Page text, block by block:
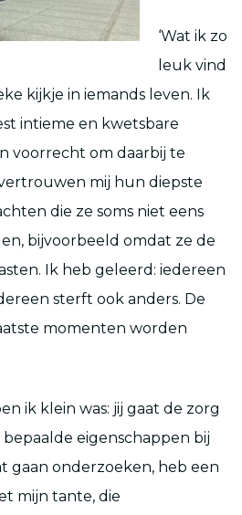
‘Wat ik zo
leuk vind
kijkje in iemands leven. Ik
intieme en kwetsbare
voorrecht om daarbij te
mij hun diepste
die ze soms niet eens
bijvoorbeeld omdat ze de
Ik heb geleerd: iedereen
sterft ook anders. De
momenten worden
ik klein was: jij gaat de zorg
bepaalde eigenschappen bij
gaan onderzoeken, heb een
mijn tante, die